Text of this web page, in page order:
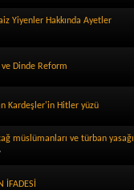
Yiyenler Hakkında Ayetler
ve Dinde Reform
Kardeşler'in Hitler yüzü
müslümanları ve türban yasağı
İFADESİ